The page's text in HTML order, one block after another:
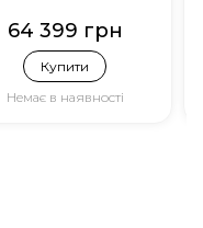
64 399 грн
Купити
Немає в наявності